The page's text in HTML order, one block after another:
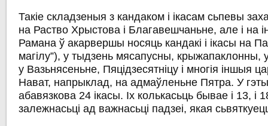
Такіе складзеныя з кандаком і ікасам сьпевы
на Раство Хрыстова і Благавешчаньне, але і на
Рамана ў акарвершы носяць кандакі і ікасы на
магілу”), у тыдзень мясапусны, крыжапаклонны,
у Вазьнясеньне, Пяцідзесятніцу і многія іншыя
Нават, напрыклад, на адмаўленьне Пятра. У
абавязкова 24 ікасы. Іх колькасьць бывае і 13, і
залежнасьці ад важнасьці падзеі, якая